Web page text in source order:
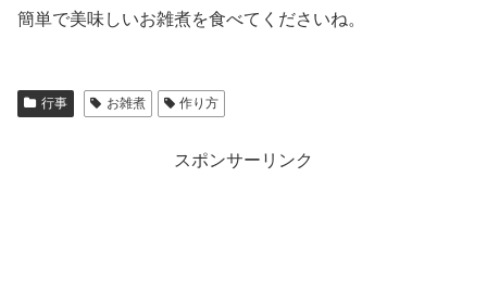
簡単で美味しいお雑煮を食べてくださいね。
行事 お雑煮 作り方
スポンサーリンク